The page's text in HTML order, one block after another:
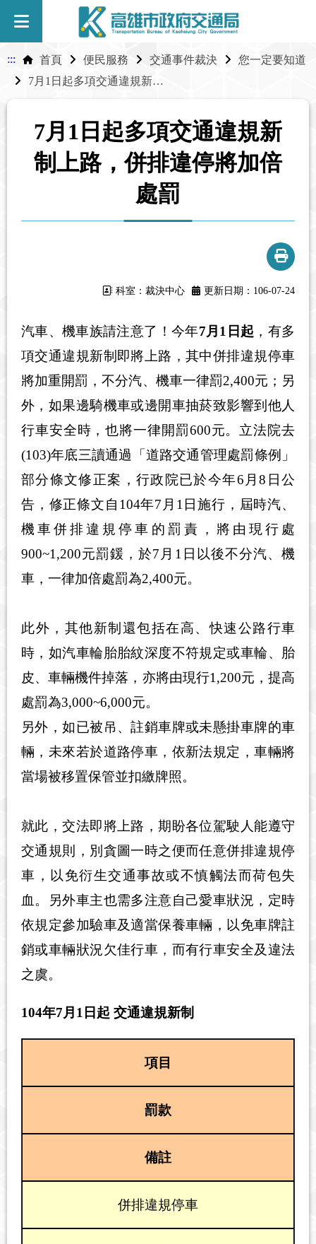
::: 首頁 便民服務 交通事件裁決
您一定要知道
7月1日起多項交通違規新制上路，併排違停將加倍處罰
7月1日起多項交通違規新
制上路，併排違停將加倍
處罰
更新日期：106-07-24
科室：裁決中心
汽車、機車族請注意了！今年7月1日起 ，有多
項交通違規新制即將上路，其中併排違規停車
將加重開罰，不分汽、機車一律罰2,400元；另
外，如果邊騎機車或邊開車抽菸致影響到他人
行車安全時，也將一律開罰600元。立法院去
(103)年底三讀通過「道路交通管理處罰條例」
部分條文修正案，行政院已於今年6月8日公
告，修正條文自104年7月1日施行，屆時汽、
機車併排違規停車的罰責，將由現行處
900~1,200元罰鍰，於7月1日以後不分汽、機
車，一律加倍處罰為2,400元。
此外，其他新制還包括在高、快速公路行車
時，如汽車輪胎胎紋深度不符規定或車輪、胎
皮、車輛機件掉落，亦將由現行1,200元，提高
處罰為3,000~6,000元。
另外，如已被吊、註銷車牌或未懸掛車牌的車
輛，未來若於道路停車，依新法規定，車輛將
當場被移置保管並扣繳牌照。
就此，交法即將上路，期盼各位駕駛人能遵守
交通規則，別貪圖一時之便而任意併排違規停
車，以免衍生交通事故或不慎觸法而荷包失
血。另外車主也需多注意自己愛車狀況，定時
依規定參加驗車及適當保養車輛，以免車牌註
銷或車輛狀況欠佳行車，而有行車安全及違法
之虞。
104年7月1日起 交通違規新制
項目
罰款
備註
併排違規停車